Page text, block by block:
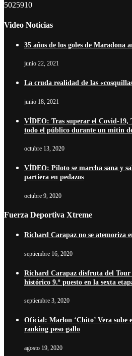
5025910
Video Noticias
35 años de los goles de Maradona
junio 22, 2021
La cruda realidad de las
junio 18, 2021
VÍDEO: Tras superar el Covid-19,
todo el público durante un mitin
octubre 13, 2020
VÍDEO: Piloto se marcha sana y
partiera en pedazos
octubre 9, 2020
Fuerza Deportiva Xtreme
Richard Carapaz no se atemoriza
septiembre 16, 2020
Richard Carapaz disfruta del
histórico 9.º puesto en la sexta
septiembre 3, 2020
Oficial: Marlon ‘Chito’ Vera sube
ranking peso gallo
agosto 19, 2020